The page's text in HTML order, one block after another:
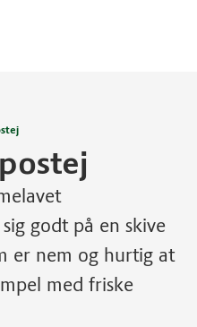
godt på en skive
er nem og hurtig at
med friske